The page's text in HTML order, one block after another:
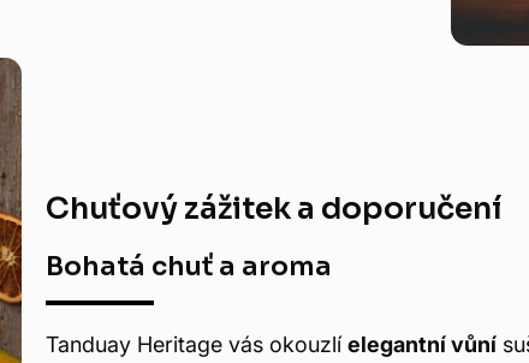
Chuťový zážitek a doporučení
Bohatá chuť a aroma
Tanduay Heritage vás okouzlíelegantní vůní